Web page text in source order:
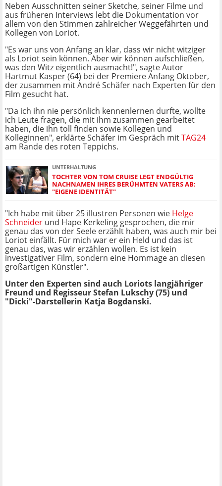
Neben Ausschnitten seiner Sketche, seiner Filme und
aus früheren Interviews lebt die Dokumentation vor
allem von den Stimmen zahlreicher Weggefährten und
Kollegen von Loriot.
"Es war uns von Anfang an klar, dass wir nicht witziger
als Loriot sein können. Aber wir können aufschließen,
was den Witz eigentlich ausmacht!", sagte Autor
Hartmut Kasper (64) bei der Premiere Anfang Oktober,
der zusammen mitAndré Schäfer nach Experten für den
Film gesucht hat.
"Da ich ihn nie persönlich kennenlernen durfte, wollte
ich Leute fragen, die mit ihm zusammen gearbeitet
haben, die ihn toll finden sowie Kollegen und
Kolleginnen", erklärte Schäfer im Gespräch mitTAG24
am Rande des roten Teppichs.
UNTERHALTUNG
TOCHTER VON TOM CRUISE LEGT ENDGÜLTIG
NACHNAMEN IHRES BERÜHMTEN VATERS AB:
"EIGENE IDENTITÄT"
"Ich habe mit über 25 illustren Personen wie Helge
Schneider und Hape Kerkeling gesprochen, die mir
genau das von der Seele erzählt haben, was auch mir bei
Loriot einfällt. Für mich war er ein Held und das ist
genau das, was wir erzählen wollen. Es ist kein
investigativer Film, sondern eine Hommage an diesen
großartigen Künstler".
Unter den Experten sind auch Loriots langjähriger
Freund und RegisseurStefan Lukschy (75) und
"Dicki"-Darstellerin Katja Bogdanski.